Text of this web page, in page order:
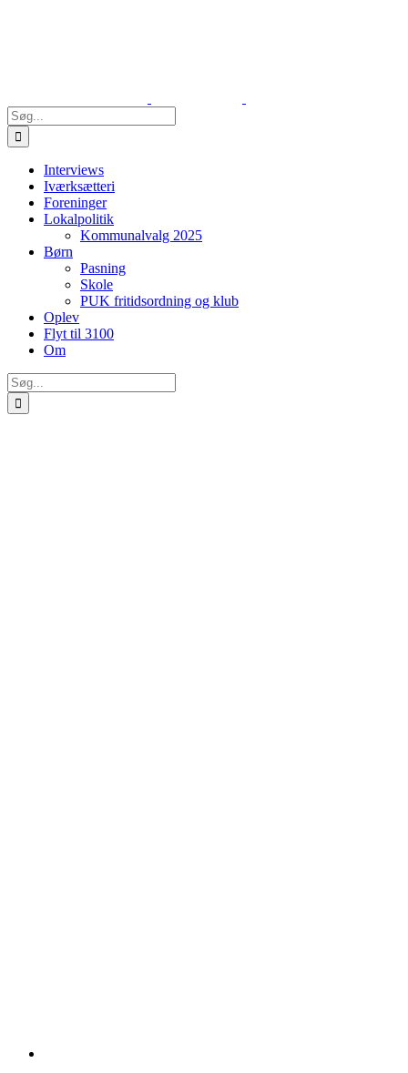
Søg
efter:
Interviews
Iværksætteri
Foreninger
Lokalpolitik
Kommunalvalg 2025
Børn
Pasning
Skole
PUK fritidsordning og klub
Oplev
Flyt til 3100
Om
Søg
efter: